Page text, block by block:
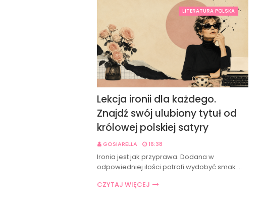
LITERATURA POLSKA
Lekcja ironii dla każdego.
Znajdź swój ulubiony tytuł od
królowej polskiej satyry
GOSIARELLA 16:38
Ironia jest jak przyprawa. Dodana w
odpowiedniej ilości potrafi wydobyć smak …
CZYTAJ WIĘCEJ